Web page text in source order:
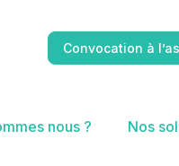
Convocation à
nous ? Nos